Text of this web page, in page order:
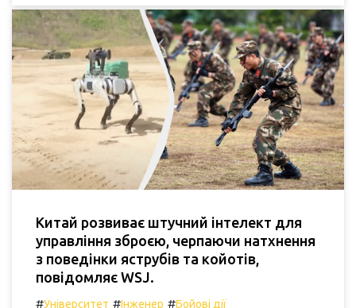
Китай розвиває штучний інтелект для
управління зброєю, черпаючи натхнення
з поведінки яструбів та койотів,
повідомляє WSJ.
#Університет #Інженер #Бойові дії